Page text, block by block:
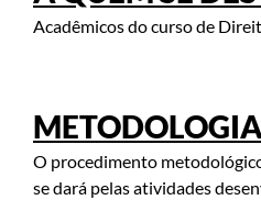
Acadêmicos do curso de
O procedimento
se dará pelas atividades